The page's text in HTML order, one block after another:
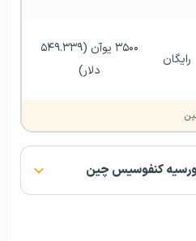
رایگان
دلار)
کنفوسیس چین